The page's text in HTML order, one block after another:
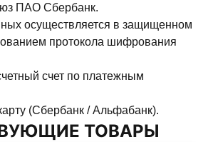
ПАО Сбербанк.
осуществляется в защищенном
протокола шифрования
счет по платежным
(Сбербанк / Альфабанк).
ТОВАРЫ